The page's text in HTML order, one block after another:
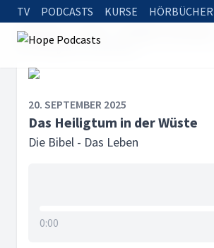
TV PODCASTS KURSE HÖRBÜCHER
Startseite
Das Heiligtum in der Wüste
20. SEPTEMBER 2025
Das Heiligtum in der Wüste
Die Bibel - Das Leben
0:00